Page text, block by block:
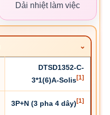
Dải nhiệt làm việc
DTSD1352-C-
3*1(6)A-Solis[1]
3P+N (3 pha 4 dây) [1]